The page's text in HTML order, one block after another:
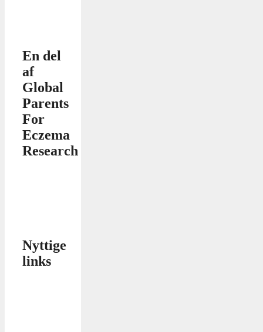
En del
af
Global
Parents
For
Eczema
Research
Nyttige
links